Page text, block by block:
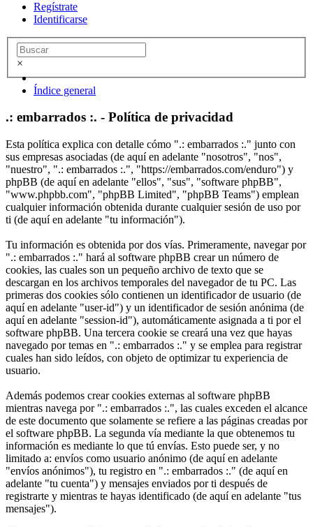
Regístrate
Identificarse
×
Índice general
.: embarrados :. - Política de privacidad
Esta política explica con detalle cómo ".: embarrados :." junto con
sus empresas asociadas (de aquí en adelante "nosotros", "nos",
"nuestro", ".: embarrados :.", "https://embarrados.com/enduro") y
phpBB (de aquí en adelante "ellos", "sus", "software phpBB",
"www.phpbb.com", "phpBB Limited", "phpBB Teams") emplean
cualquier información obtenida durante cualquier sesión de uso por
ti (de aquí en adelante "tu información").
Tu información es obtenida por dos vías. Primeramente, navegar por
".: embarrados :." hará al software phpBB crear un número de
cookies, las cuales son un pequeño archivo de texto que se
descargan en los archivos temporales del navegador de tu PC. Las
primeras dos cookies sólo contienen un identificador de usuario (de
aquí en adelante "user-id") y un identificador de sesión anónima (de
aquí en adelante "session-id"), automáticamente asignada a ti por el
software phpBB. Una tercera cookie se creará una vez que hayas
navegado por temas en ".: embarrados :." y se emplea para registrar
cuales han sido leídos, con objeto de optimizar tu experiencia de
usuario.
Además podemos crear cookies externas al software phpBB
mientras navega por ".: embarrados :.", las cuales exceden el alcance
de este documento que solamente se refiere a las páginas creadas por
el software phpBB. La segunda vía mediante la que obtenemos tu
información es mediante lo que tú envías. Esto puede ser, y no
limitado a: envíos como usuario anónimo (de aquí en adelante
"envíos anónimos"), tu registro en ".: embarrados :." (de aquí en
adelante "tu cuenta") y mensajes enviados por ti después de
registrarte y mientras te hayas identificado (de aquí en adelante "tus
mensajes").